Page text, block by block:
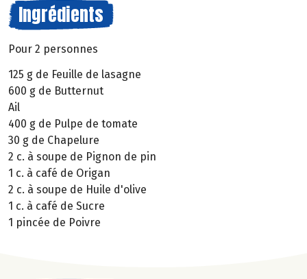
Ingrédients
Pour 2 personnes
125 g de Feuille de lasagne
600 g de Butternut
Ail
400 g de Pulpe de tomate
30 g de Chapelure
2 c. à soupe de Pignon de pin
1 c. à café de Origan
2 c. à soupe de Huile d'olive
1 c. à café de Sucre
1 pincée de Poivre